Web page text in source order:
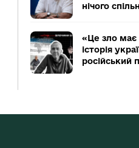
нічого
«Це зло
історія
російський